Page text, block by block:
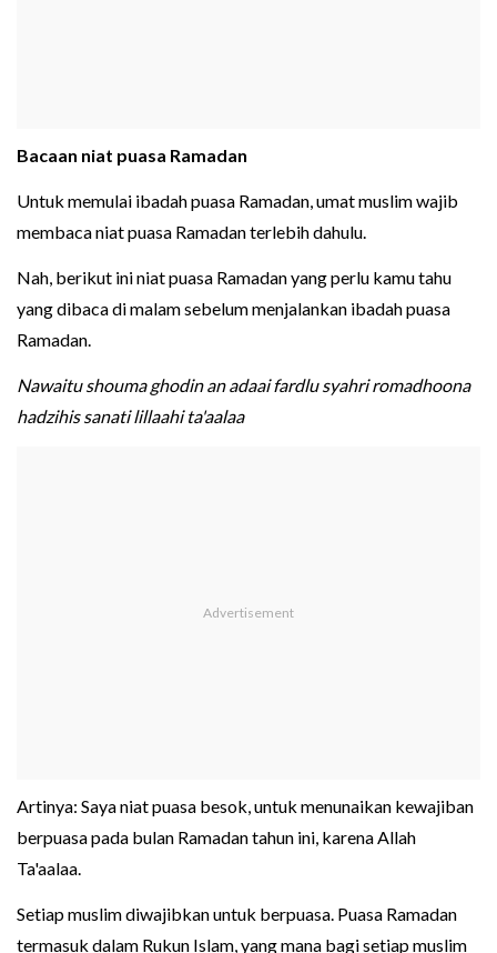
Bacaan niat puasa Ramadan
Untuk memulai ibadah puasa Ramadan, umat muslim wajib
membaca niat puasa Ramadan terlebih dahulu.
Nah, berikut ini niat puasa Ramadan yang perlu kamu tahu
yang dibaca di malam sebelum menjalankan ibadah puasa
Ramadan.
Nawaitu shouma ghodin an adaai fardlu syahri romadhoona
hadzihis sanati lillaahi ta'aalaa
Artinya: Saya niat puasa besok, untuk menunaikan kewajiban
berpuasa pada bulan Ramadan tahun ini, karena Allah
Ta'aalaa.
Setiap muslim diwajibkan untuk berpuasa. Puasa Ramadan
termasuk dalam Rukun Islam, yang mana bagi setiap muslim